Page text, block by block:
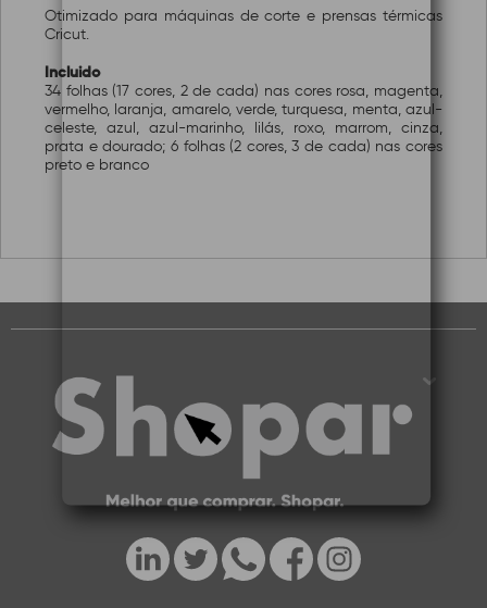
Otimizado para máquinas de corte e prensas térmicas
Cricut.
Incluido
34 folhas (17 cores, 2 de cada) nas cores rosa, magenta,
vermelho, laranja, amarelo, verde, turquesa, menta, azul-
celeste, azul, azul-marinho, lilás, roxo, marrom, cinza,
prata e dourado; 6 folhas (2 cores, 3 de cada) nas cores
preto e branco